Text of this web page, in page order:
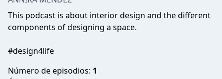
This podcast is about interior design and the different
components of designing a space.
#design4life
Número de episodios: 1